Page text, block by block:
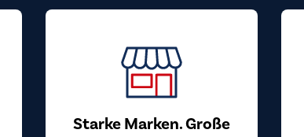
Starke Marken. Große